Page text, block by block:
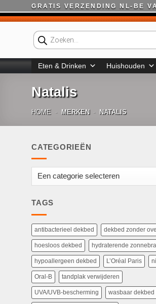
naar
GRATIS VERZENDING NL-BE
Producten
zoeken
Eten & Drinken Huishouden
Natalis
HOME - MERKEN - NATALIS
CATEGORIEËN
TAGS
antibacterieel dekbed dekbed zonder
hoesloos dekbed hydraterende
hypoallergeen dekbed L’Oréal Paris
Oral-B tandplak verwijderen
UVA/UVB-bescherming wasbaar dekbed